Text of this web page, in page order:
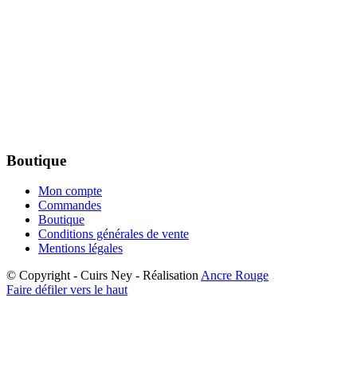
Boutique
Mon compte
Commandes
Boutique
Conditions générales de vente
Mentions légales
© Copyright - Cuirs Ney - RéalisationAncre Rouge
Faire défiler vers le haut